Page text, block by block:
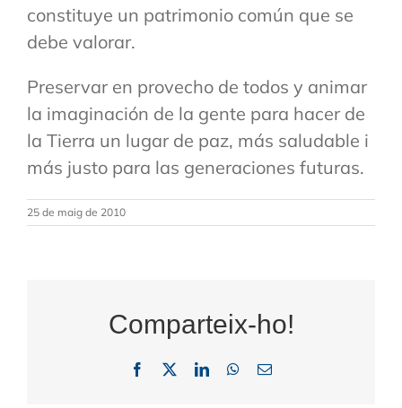
constituye un patrimonio común que se
debe valorar.
Preservar en provecho de todos y animar
la imaginación de la gente para hacer de
la Tierra un lugar de paz, más saludable i
más justo para las generaciones futuras.
25 de maig de 2010
Comparteix-ho!
Facebook LinkedInWhatsApp
Email: